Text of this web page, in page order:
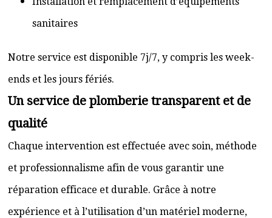
sanitaires
Notre service est disponible 7j/7, y compris les week-
ends et les jours fériés.
Un service de plomberie transparent et de
qualité
Chaque intervention est effectuée avec soin, méthode
et professionnalisme afin de vous garantir une
réparation efficace et durable. Grâce à notre
expérience et à l’utilisation d’un matériel moderne,